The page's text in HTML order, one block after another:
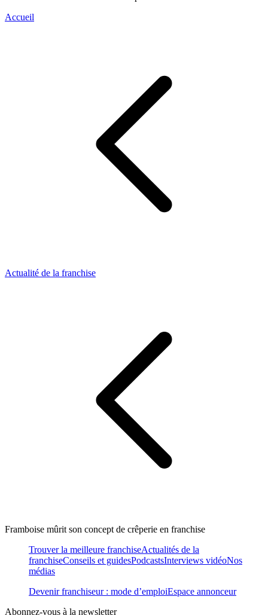
Accueil
Actualité de la franchise
Framboise mûrit son concept de crêperie en franchise
Trouver la meilleure franchiseActualités de la
franchiseConseils et guidesPodcastsInterviews vidéoNos
médias
Devenir franchiseur : mode d’emploiEspace annonceur
Abonnez-vous à la newsletter